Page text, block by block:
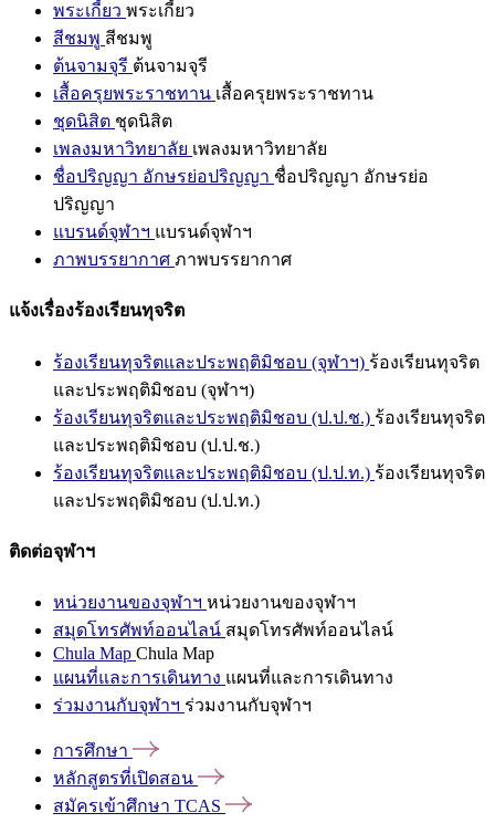
พระเกี้ยว พระเกี้ยว
สีชมพู สีชมพู
ต้นจามจุรี ต้นจามจุรี
เสื้อครุยพระราชทาน เสื้อครุยพระราชทาน
ชุดนิสิต ชุดนิสิต
เพลงมหาวิทยาลัย เพลงมหาวิทยาลัย
ชื่อปริญญา อักษรย่อปริญญา ชื่อปริญญา อักษรย่อ
ปริญญา
แบรนด์จุฬาฯ แบรนด์จุฬาฯ
ภาพบรรยากาศ ภาพบรรยากาศ
แจ้งเรื่องร้องเรียนทุจริต
ร้องเรียนทุจริตและประพฤติมิชอบ (จุฬาฯ) ร้องเรียนทุจริต
และประพฤติมิชอบ (จุฬาฯ)
ร้องเรียนทุจริตและประพฤติมิชอบ (ป.ป.ช.) ร้องเรียนทุจริต
และประพฤติมิชอบ (ป.ป.ช.)
ร้องเรียนทุจริตและประพฤติมิชอบ (ป.ป.ท.) ร้องเรียนทุจริต
และประพฤติมิชอบ (ป.ป.ท.)
ติดต่อจุฬาฯ
หน่วยงานของจุฬาฯ หน่วยงานของจุฬาฯ
สมุดโทรศัพท์ออนไลน์ สมุดโทรศัพท์ออนไลน์
Chula Map Chula Map
แผนที่และการเดินทาง แผนที่และการเดินทาง
ร่วมงานกับจุฬาฯ ร่วมงานกับจุฬาฯ
การศึกษา
หลักสูตรที่เปิดสอน
สมัครเข้าศึกษา TCAS